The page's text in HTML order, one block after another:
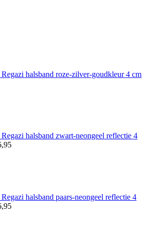
Regazi halsband roze-zilver-goudkleur 4 cm
Prijsklasse:
Regazi halsband zwart-neongeel reflectie 4
Prijsklasse:
Regazi halsband paars-neongeel reflectie 4
Prijsklasse: